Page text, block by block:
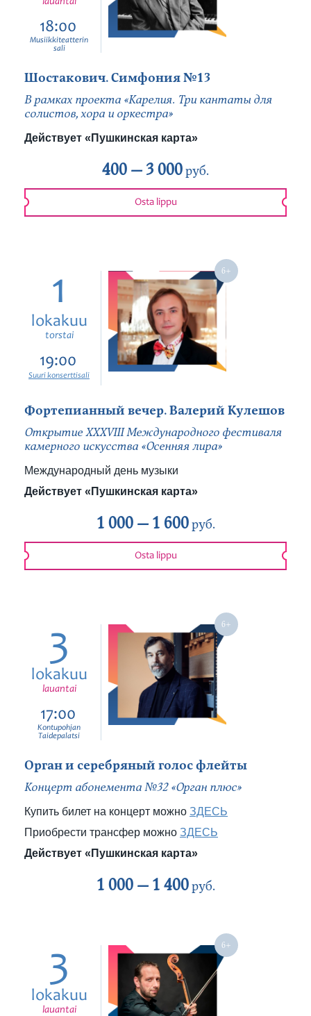
18:00
Musiikkiteatterin
sali
Шостакович. Симфония №13
В рамках проекта «Карелия. Три кантаты для
солистов, хора и оркестра»
Действует «Пушкинская карта»
400 —3 000руб.
Osta lippu
1
lokakuu
torstai
19:00
Suuri konserttisali
Фортепианный вечер. Валерий Кулешов
Открытие ХХХVIII Международного фестиваля
камерного искусства «Осенняя лира»
Международный день музыки
Действует «Пушкинская карта»
1 000 — 1 600руб.
Osta lippu
3
lokakuu
lauantai
17:00
Kontupohjan
Taidepalatsi
Орган и серебряный голос флейты
Концерт абонемента №32 «Орган плюс»
Купить билет на концерт можно ЗДЕСЬ
Приобрести трансфер можно ЗДЕСЬ
Действует «Пушкинская карта»
1 000 — 1 400руб.
3
lokakuu
lauantai